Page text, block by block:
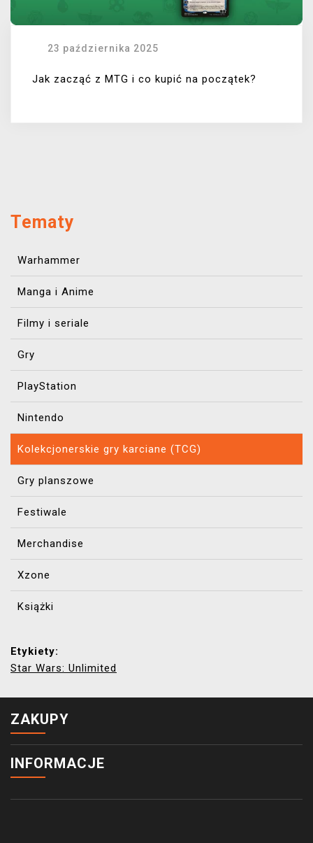
23 października 2025
Jak zacząć z MTG i co kupić na początek?
Tematy
Warhammer
Manga i Anime
Filmy i seriale
Gry
PlayStation
Nintendo
Kolekcjonerskie gry karciane (TCG)
Gry planszowe
Festiwale
Merchandise
Xzone
Książki
Etykiety:
Star Wars: Unlimited
ZAKUPY
INFORMACJE